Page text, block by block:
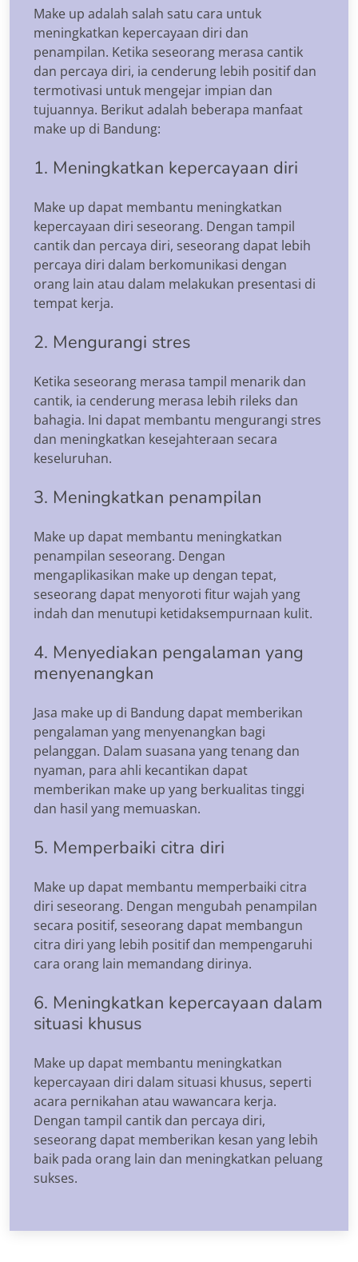
Make up adalah salah satu cara untuk
meningkatkan kepercayaan diri dan
penampilan. Ketika seseorang merasa cantik
dan percaya diri, ia cenderung lebih positif dan
termotivasi untuk mengejar impian dan
tujuannya. Berikut adalah beberapa manfaat
make up di Bandung:
1. Meningkatkan kepercayaan diri
Make up dapat membantu meningkatkan
kepercayaan diri seseorang. Dengan tampil
cantik dan percaya diri, seseorang dapat lebih
percaya diri dalam berkomunikasi dengan
orang lain atau dalam melakukan presentasi di
tempat kerja.
2. Mengurangi stres
Ketika seseorang merasa tampil menarik dan
cantik, ia cenderung merasa lebih rileks dan
bahagia. Ini dapat membantu mengurangi stres
dan meningkatkan kesejahteraan secara
keseluruhan.
3. Meningkatkan penampilan
Make up dapat membantu meningkatkan
penampilan seseorang. Dengan
mengaplikasikan make up dengan tepat,
seseorang dapat menyoroti fitur wajah yang
indah dan menutupi ketidaksempurnaan kulit.
4. Menyediakan pengalaman yang
menyenangkan
Jasa make up di Bandung dapat memberikan
pengalaman yang menyenangkan bagi
pelanggan. Dalam suasana yang tenang dan
nyaman, para ahli kecantikan dapat
memberikan make up yang berkualitas tinggi
dan hasil yang memuaskan.
5. Memperbaiki citra diri
Make up dapat membantu memperbaiki citra
diri seseorang. Dengan mengubah penampilan
secara positif, seseorang dapat membangun
citra diri yang lebih positif dan mempengaruhi
cara orang lain memandang dirinya.
6. Meningkatkan kepercayaan dalam
situasi khusus
Make up dapat membantu meningkatkan
kepercayaan diri dalam situasi khusus, seperti
acara pernikahan atau wawancara kerja.
Dengan tampil cantik dan percaya diri,
seseorang dapat memberikan kesan yang lebih
baik pada orang lain dan meningkatkan peluang
sukses.